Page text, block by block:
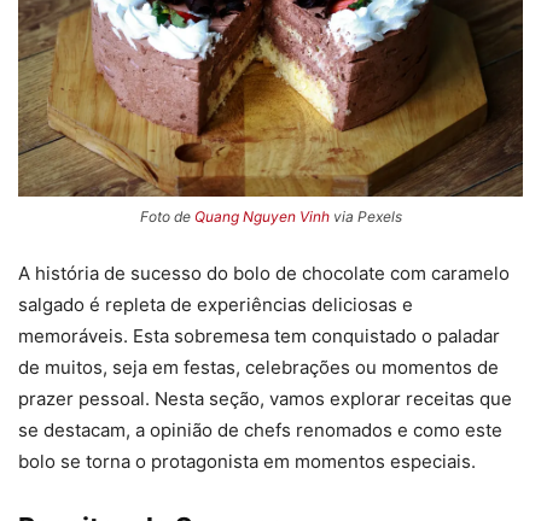
Foto de Quang Nguyen Vinhvia Pexels
A história de sucesso do bolo de chocolate com caramelo
salgado é repleta de experiências deliciosas e
memoráveis. Esta sobremesa tem conquistado o paladar
de muitos, seja em festas, celebrações ou momentos de
prazer pessoal. Nesta seção, vamos explorar receitas que
se destacam, a opinião de chefs renomados e como este
bolo se torna o protagonista em momentos especiais.